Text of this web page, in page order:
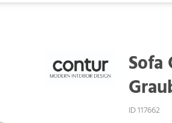
Sofa
ID 117662